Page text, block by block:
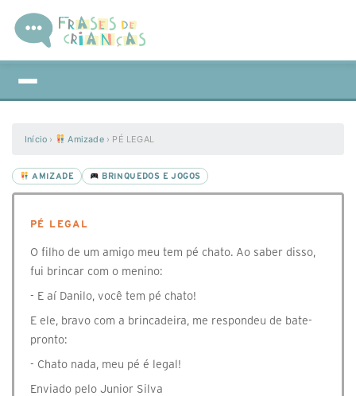
Início › Amizade › PÉ LEGAL
AMIZADE BRINQUEDOS E JOGOS
PÉ LEGAL
O filho de um amigo meu tem pé chato. Ao saber disso,
fui brincar com o menino:
- E aí Danilo, você tem pé chato!
E ele, bravo com a brincadeira, me respondeu de bate-
pronto:
- Chato nada, meu pé é legal!
Enviado pelo Junior Silva